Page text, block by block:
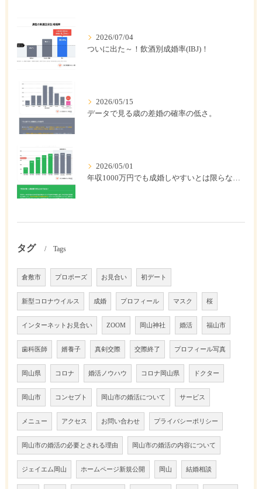
2026/07/04
ついに出た～！飲酒別成婚率(IBJ)！
2026/05/15
データで見る歳の差婚の確率の低さ。
2026/05/01
年収1000万円でも成婚しやすいとは限らない? 「年収帯別の成婚率」のリアル
タグ Tags
倉敷市 プロポーズ お見合い 初デート
新型コロナウイルス 成婚 プロフィール マスク 桜
インターネットお見合い ZOOM 岡山神社 婚活 福山市
歯科医師 婿養子 真剣交際 交際終了 プロフィール写真
岡山県 コロナ 婚活ノウハウ コロナ岡山県 ドクター
岡山市 コンセプト 岡山市の婚活について サービス
メニュー アクセス お問い合わせ プライバシーポリシー
岡山市の婚活の必要とされる理由 岡山市の婚活の内容について
ジェイエム岡山 ホームページ新規公開 岡山 結婚相談